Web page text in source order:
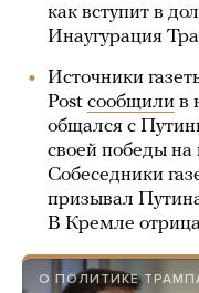
как вступит в
Инаугурация
Источники
Post сообщили в
общался с
своей победы
Собеседники
призывал
В Кремле
О ПОЛИТИКЕ